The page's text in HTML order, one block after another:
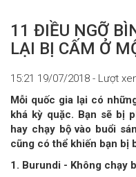
11 ĐIỀU NGỠ
LẠI BỊ CẤM Ở
15:21 19/07/2018 - Lượt
Mỗi quốc gia lại có
khá kỳ quặc. Bạn sẽ bị
hay chạy bộ vào buổi
cũng có thể khiến bạn bị
1. Burundi - Không chạy